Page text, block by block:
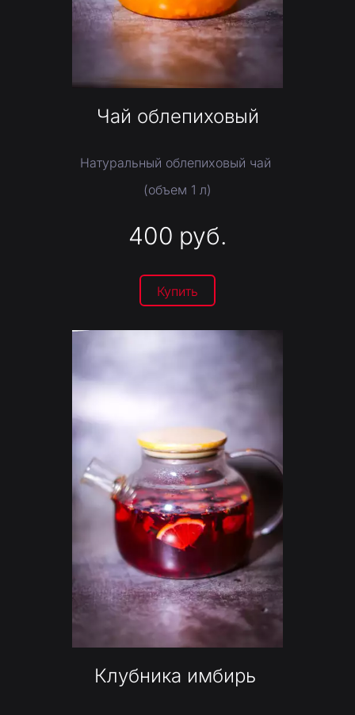
Чай облепиховый
Натуральный облепиховый чай
(объем 1 л)
400 руб.
Купить
Клубника имбирь